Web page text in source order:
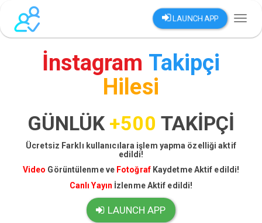
LAUNCH APP
İnstagram Takipçi
Hilesi
GÜNLÜK +500 TAKİPÇİ
Ücretsiz Farklı kullanıcılara işlem yapma özelliği aktif
edildi!
Video Görüntülenme ve Fotoğraf Kaydetme Aktif edildi!
Canlı Yayın İzlenme Aktif edildi!
LAUNCH APP